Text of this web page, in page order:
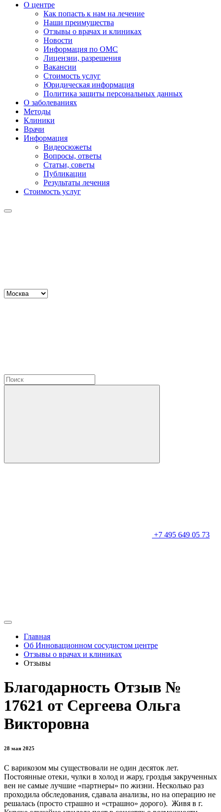
О центре
Как попасть к нам на лечение
Наши преимущества
Отзывы о врачах и клиниках
Новости
Информация по ОМС
Лицензии, разрешения
Вакансии
Стоимость услуг
Юридическая информация
Политика защиты персональных данных
О заболеваниях
Методы
Клиники
Врачи
Информация
Видеосюжеты
Вопросы, ответы
Статьи, советы
Публикации
Результаты лечения
Стоимость услуг
+7 495 649 05 73
Главная
Об Инновационном сосудистом центре
Отзывы о врачах и клиниках
Отзывы
Благодарность Отзыв №
17621 от Сергеева Ольга
Викторовна
28 мая 2025
С варикозом мы существовали не один десяток лет.
Постоянные отеки, чулки в холод и жару, гроздья закрученных
вен не самые лучшие «партнеры» по жизни. Несколько раз
проходила обследования, сдавала анализы, но на операцию не
решалась (просто страшно и «страшно» дорого). Живя в г.